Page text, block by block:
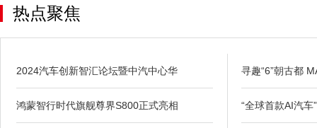
热点聚焦
2024汽车创新智汇论坛暨中汽中心华
鸿蒙智行时代旗舰尊界S800正式亮相
寻趣“6”朝古都
“全球首款AI汽车